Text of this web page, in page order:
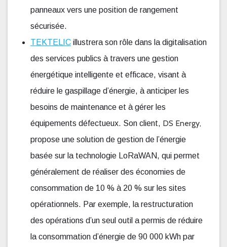
panneaux vers une position de rangement
sécurisée.
TEKTELIC illustrera son rôle dans la digitalisation
des services publics à travers une gestion
énergétique intelligente et efficace, visant à
réduire le gaspillage d’énergie, à anticiper les
besoins de maintenance et à gérer les
équipements défectueux. Son client, DS Energy,
propose une solution de gestion de l’énergie
basée sur la technologie LoRaWAN, qui permet
généralement de réaliser des économies de
consommation de 10 % à 20 % sur les sites
opérationnels. Par exemple, la restructuration
des opérations d’un seul outil a permis de réduire
la consommation d’énergie de 90 000 kWh par